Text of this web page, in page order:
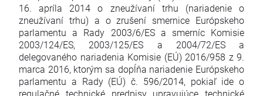
16. apríla 2014 o zneužívaní trhu (nariadenie o
zneužívaní trhu) a o zrušení smernice Európskeho
parlamentu a Rady 2003/6/ES a smerníc Komisie
2003/124/ES, 2003/125/ES a 2004/72/ES a
delegovaného nariadenia Komisie (EÚ) 2016/958 z 9.
marca 2016, ktorým sa dopĺňa nariadenie Európskeho
parlamentu a Rady (EÚ) č. 596/2014, pokiaľ ide o
regulačné technické predpisy upravujúce technické